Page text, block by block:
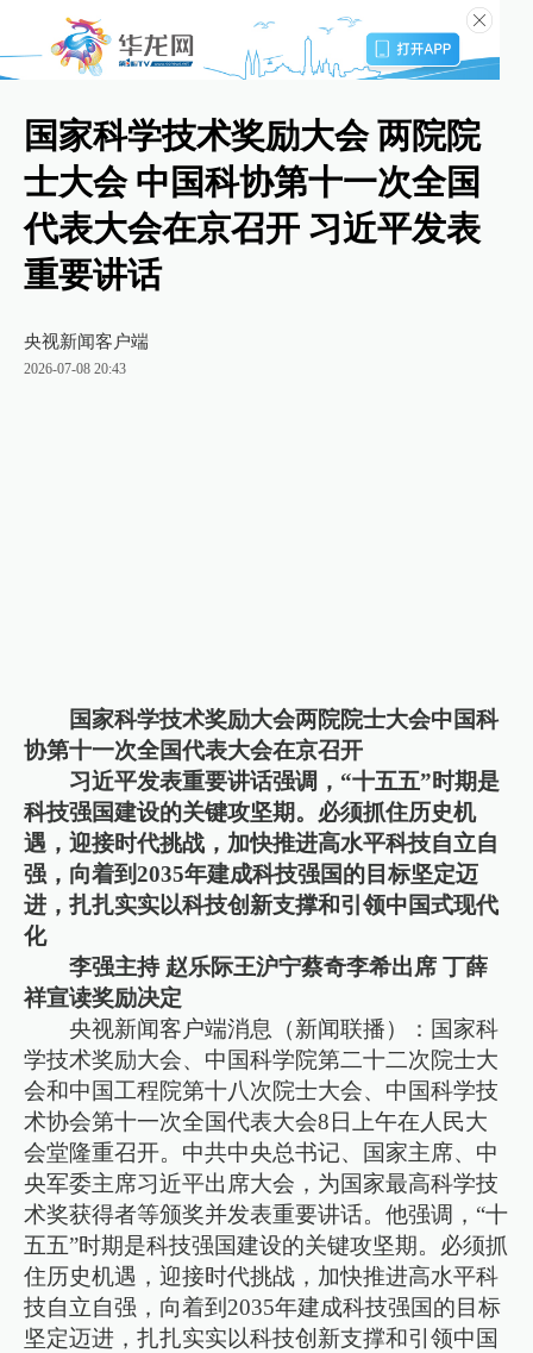
国家科学技术奖励大会 两院院
士大会 中国科协第十一次全国
代表大会在京召开 习近平发表
重要讲话
央视新闻客户端
2026-07-08 20:43
国家科学技术奖励大会两院院士大会中国科
协第十一次全国代表大会在京召开
习近平发表重要讲话强调，“十五五”时期是
科技强国建设的关键攻坚期。必须抓住历史机
遇，迎接时代挑战，加快推进高水平科技自立自
强，向着到2035年建成科技强国的目标坚定迈
进，扎扎实实以科技创新支撑和引领中国式现代
化
李强主持 赵乐际王沪宁蔡奇李希出席 丁薛
祥宣读奖励决定
央视新闻客户端消息（新闻联播）：国家科
学技术奖励大会、中国科学院第二十二次院士大
会和中国工程院第十八次院士大会、中国科学技
术协会第十一次全国代表大会8日上午在人民大
会堂隆重召开。中共中央总书记、国家主席、中
央军委主席习近平出席大会，为国家最高科学技
术奖获得者等颁奖并发表重要讲话。他强调，“十
五五”时期是科技强国建设的关键攻坚期。必须抓
住历史机遇，迎接时代挑战，加快推进高水平科
技自立自强，向着到2035年建成科技强国的目标
坚定迈进，扎扎实实以科技创新支撑和引领中国